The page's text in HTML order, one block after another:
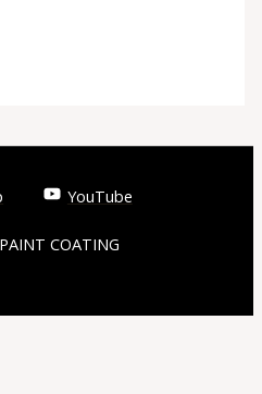
YouTube
COATING